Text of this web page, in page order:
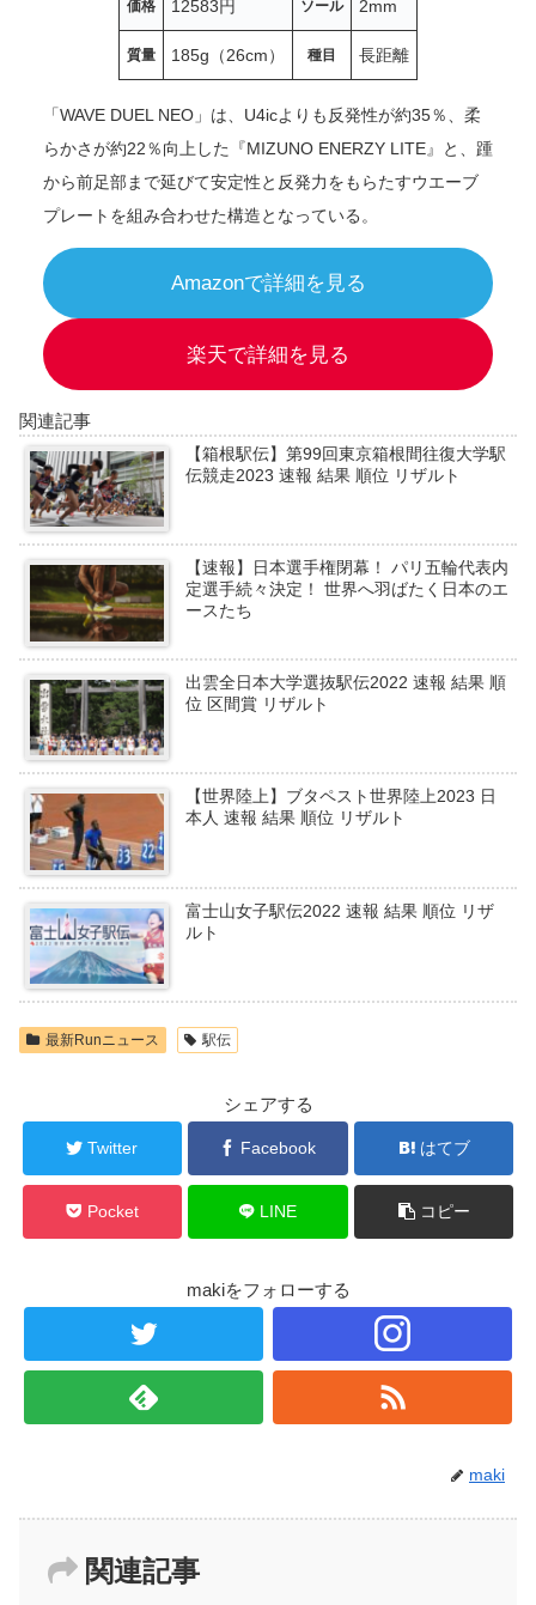
価格 12583円 ソール 2mm
質量 185g（26cm） 種目 長距離
「WAVE DUEL NEO」は、U4icよりも反発性が約35％、柔
らかさが約22％向上した『MIZUNO ENERZY LITE』と、踵
から前足部まで延びて安定性と反発力をもらたすウエーブ
プレートを組み合わせた構造となっている。
Amazonで詳細を見る
楽天で詳細を見る
関連記事
【箱根駅伝】第99回東京箱根間往復大学駅
伝競走2023 速報 結果 順位 リザルト
【速報】日本選手権閉幕！ パリ五輪代表内
定選手続々決定！ 世界へ羽ばたく日本のエ
ースたち
出雲全日本大学選抜駅伝2022 速報 結果 順
位 区間賞 リザルト
【世界陸上】ブタペスト世界陸上2023 日
本人 速報 結果 順位 リザルト
富士山女子駅伝2022 速報 結果 順位 リザ
ルト
最新Runニュース 駅伝
シェアする
Twitter Facebook はてブ
Pocket LINE コピー
makiをフォローする
maki
関連記事